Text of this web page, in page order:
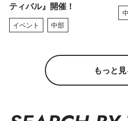
ティバル』開催！
イベント 中部
もっと